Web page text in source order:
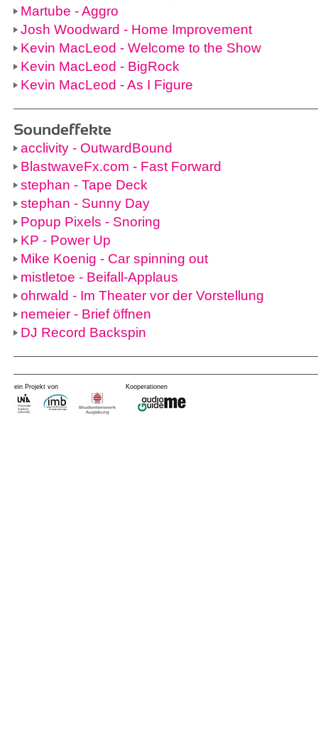
Martube - Aggro
Josh Woodward - Home Improvement
Kevin MacLeod - Welcome to the Show
Kevin MacLeod - BigRock
Kevin MacLeod - As I Figure
Soundeffekte
acclivity - OutwardBound
BlastwaveFx.com - Fast Forward
stephan - Tape Deck
stephan - Sunny Day
Popup Pixels - Snoring
KP - Power Up
Mike Koenig - Car spinning out
mistletoe - Beifall-Applaus
ohrwald - Im Theater vor der Vorstellung
nemeier - Brief öffnen
DJ Record Backspin
ein Projekt von Kooperationen